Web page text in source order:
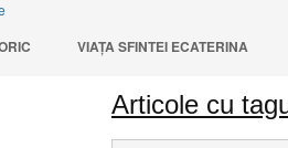
VIAŢA SFINTEI ECATERINA
Articole cu